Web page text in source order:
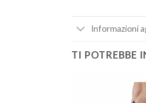
Informazioni
TI POTREBBE